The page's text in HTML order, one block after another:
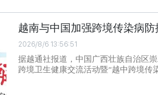
越南与中国加强跨境传染病防
2026/8/6 13:56:51
据越通社报道，中国广西壮族自治区
跨境卫生健康交流活动暨“越中跨境传